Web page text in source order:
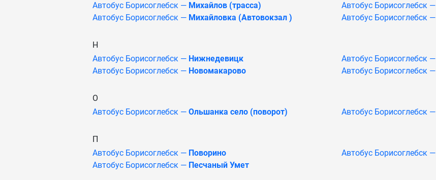
Автобус Борисоглебск — Михайлов (трасса) Автобус Борисоглебск —
Автобус Борисоглебск — Михайловка (Автовокзал ) Автобус Борисоглебск —
Н
Автобус Борисоглебск — Нижнедевицк Автобус Борисоглебск —
Автобус Борисоглебск — Новомакарово Автобус Борисоглебск —
О
Автобус Борисоглебск — Ольшанка село (поворот) Автобус Борисоглебск —
П
Автобус Борисоглебск — Поворино Автобус Борисоглебск —
Автобус Борисоглебск — Песчаный Умет